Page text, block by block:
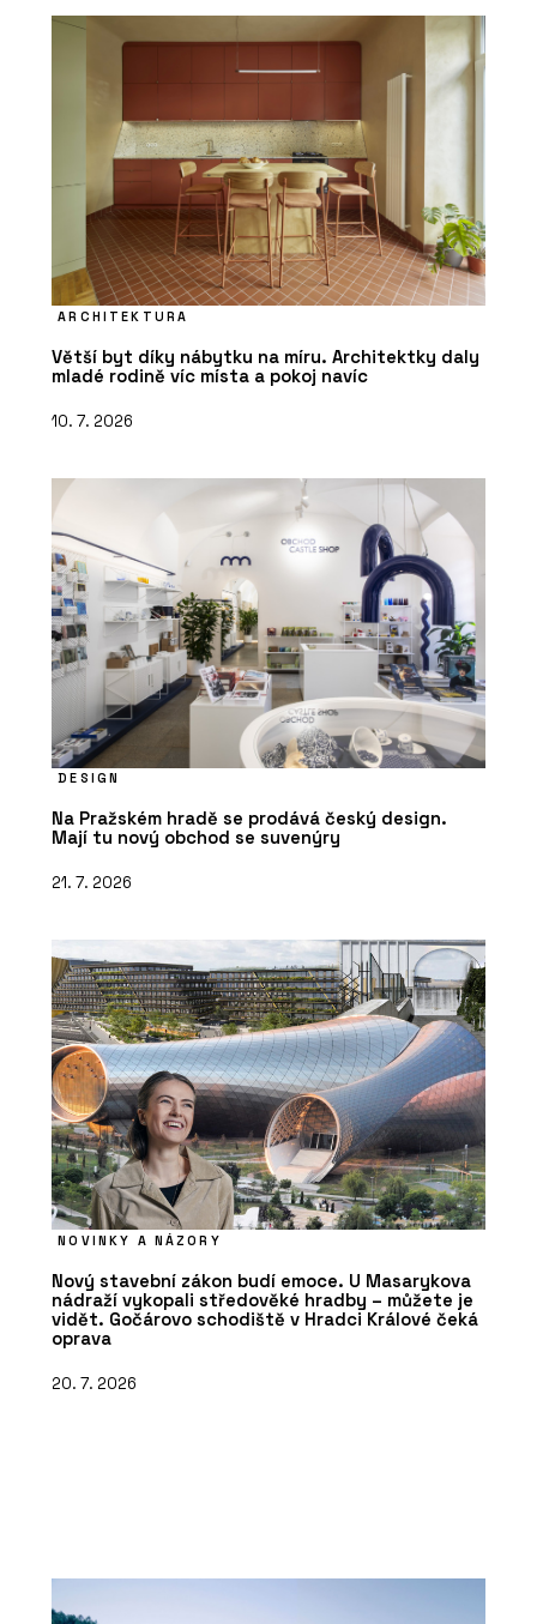
ARCHITEKTURA
Větší byt díky nábytku na míru. Architektky daly
mladé rodině víc místa a pokoj navíc
10. 7. 2026
DESIGN
Na Pražském hradě se prodává český design.
Mají tu nový obchod se suvenýry
21. 7. 2026
NOVINKY A NÁZORY
Nový stavební zákon budí emoce. U Masarykova
nádraží vykopali středověké hradby – můžete je
vidět. Gočárovo schodiště v Hradci Králové čeká
oprava
20. 7. 2026